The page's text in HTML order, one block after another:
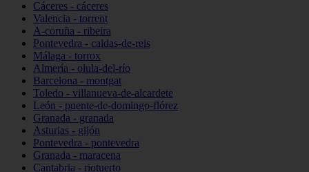
Cáceres - cáceres
Valencia - torrent
A-coruña - ribeira
Pontevedra - caldas-de-reis
Málaga - torrox
Almería - olula-del-río
Barcelona - montgat
Toledo - villanueva-de-alcardete
León - puente-de-domingo-flórez
Granada - granada
Asturias - gijón
Pontevedra - pontevedra
Granada - maracena
Cantabria - riotuerto